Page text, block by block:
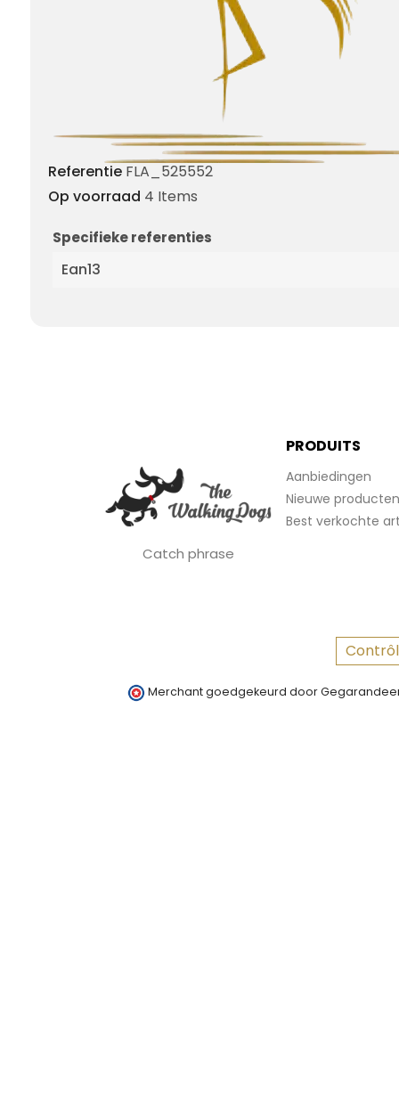
Referentie FLA_525552
Op voorraad 4 Items
Specifieke referenties
Ean13
Catch phrase
PRODUITS
Aanbiedingen
Nieuwe producten
Best verkochte
Merchant goedgekeurd door